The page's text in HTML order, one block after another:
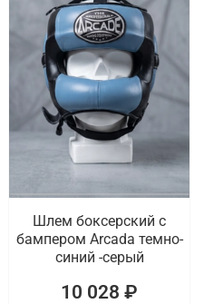
Шлем боксерский с
бампером Arcada темно-
синий -серый
10 028 ₽